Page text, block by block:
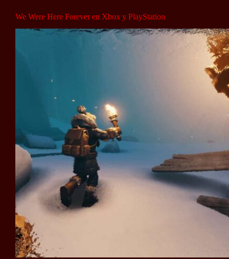
We Were Here Forever en Xbox y PlayStation